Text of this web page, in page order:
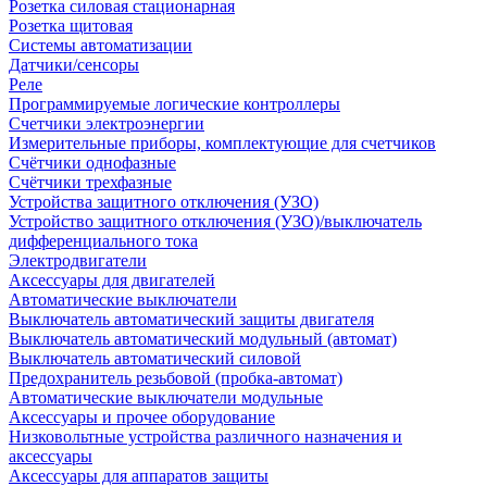
Розетка силовая стационарная
Розетка щитовая
Системы автоматизации
Датчики/сенсоры
Реле
Программируемые логические контроллеры
Счетчики электроэнергии
Измерительные приборы, комплектующие для счетчиков
Счётчики однофазные
Счётчики трехфазные
Устройства защитного отключения (УЗО)
Устройство защитного отключения (УЗО)/выключатель
дифференциального тока
Электродвигатели
Аксессуары для двигателей
Автоматические выключатели
Выключатель автоматический защиты двигателя
Выключатель автоматический модульный (автомат)
Выключатель автоматический силовой
Предохранитель резьбовой (пробка-автомат)
Автоматические выключатели модульные
Аксессуары и прочее оборудование
Низковольтные устройства различного назначения и
аксессуары
Аксессуары для аппаратов защиты